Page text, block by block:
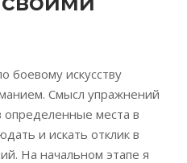
боевому искусству
Смысл упражнений
места в
и искать отклик в
На начальном этапе я